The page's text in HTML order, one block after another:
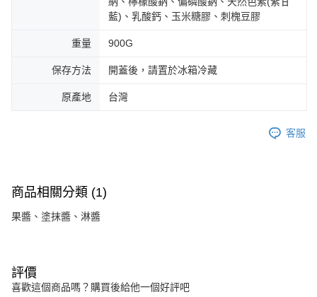
藍)、乳酸鈣、玉米糖膠、刺槐豆膠
重量 900G
保存方法 開蓋後，請置於冰箱冷藏
原產地 台灣
客服
商品相關分類 (1)
果醬、塗抹醬、淋醬
評價
喜歡這個商品嗎？購買後給他一個好評吧